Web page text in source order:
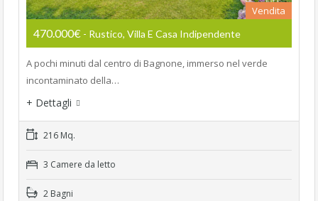
Vendita
470.000€ - Rustico, Villa E Casa Indipendente
A pochi minuti dal centro di Bagnone, immerso nel verde
incontaminato della…
+ Dettagli
216 Mq.
3 Camere da letto
2 Bagni